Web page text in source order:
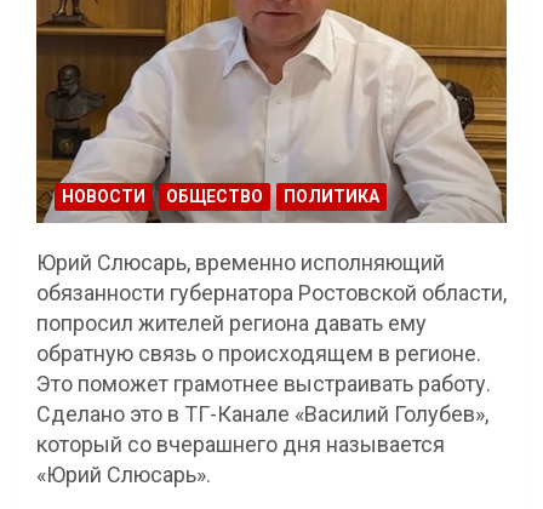
НОВОСТИ ОБЩЕСТВО ПОЛИТИКА
Юрий Слюсарь, временно исполняющий
обязанности губернатора Ростовской области,
попросил жителей региона давать ему
обратную связь о происходящем в регионе.
Это поможет грамотнее выстраивать работу.
Сделано это в ТГ-Канале «Василий Голубев»,
который со вчерашнего дня называется
«Юрий Слюсарь».